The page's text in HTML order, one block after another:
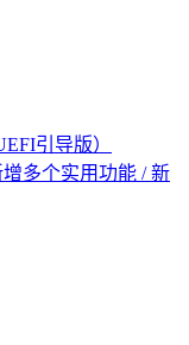
引导版）